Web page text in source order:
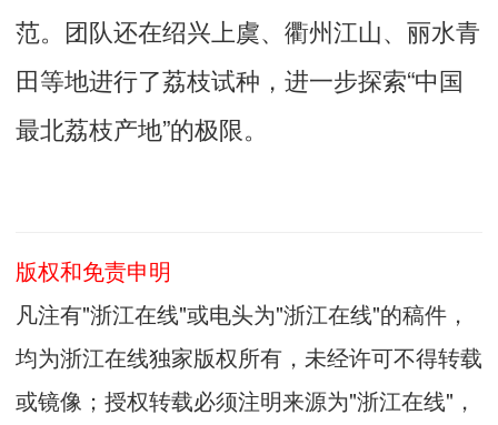
范。团队还在绍兴上虞、衢州江山、丽水青
田等地进行了荔枝试种，进一步探索“中国
最北荔枝产地”的极限。
版权和免责申明
凡注有"浙江在线"或电头为"浙江在线"的稿件，
均为浙江在线独家版权所有，未经许可不得转载
或镜像；授权转载必须注明来源为"浙江在线"，